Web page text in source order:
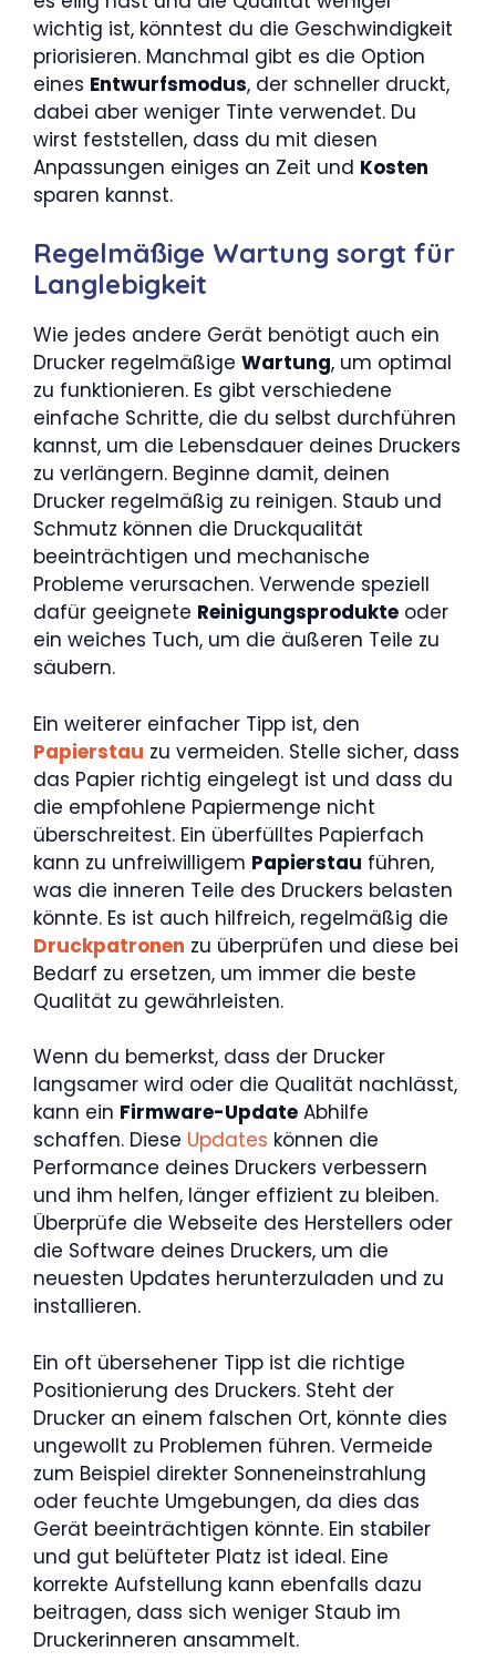
wichtig ist, könntest du die Geschwindigkeit
priorisieren. Manchmal gibt es die Option
eines Entwurfsmodus, der schneller druckt,
dabei aber weniger Tinte verwendet. Du
wirst feststellen, dass du mit diesen
Anpassungen einiges an Zeit und Kosten
sparen kannst.
Regelmäßige Wartung sorgt für
Langlebigkeit
Wie jedes andere Gerät benötigt auch ein
Drucker regelmäßige Wartung, um optimal
zu funktionieren. Es gibt verschiedene
einfache Schritte, die du selbst durchführen
kannst, um die Lebensdauer deines Druckers
zu verlängern. Beginne damit, deinen
Drucker regelmäßig zu reinigen. Staub und
Schmutz können die Druckqualität
beeinträchtigen und mechanische
Probleme verursachen. Verwende speziell
dafür geeignete Reinigungsprodukte oder
ein weiches Tuch, um die äußeren Teile zu
säubern.
Ein weiterer einfacher Tipp ist, den
Papierstau zu vermeiden. Stelle sicher, dass
das Papier richtig eingelegt ist und dass du
die empfohlene Papiermenge nicht
überschreitest. Ein überfülltes Papierfach
kann zu unfreiwilligem Papierstau führen,
was die inneren Teile des Druckers belasten
könnte. Es ist auch hilfreich, regelmäßig die
Druckpatronen zu überprüfen und diese bei
Bedarf zu ersetzen, um immer die beste
Qualität zu gewährleisten.
Wenn du bemerkst, dass der Drucker
langsamer wird oder die Qualität nachlässt,
kann ein Firmware-Update Abhilfe
schaffen. Diese Updates können die
Performance deines Druckers verbessern
und ihm helfen, länger effizient zu bleiben.
Überprüfe die Webseite des Herstellers oder
die Software deines Druckers, um die
neuesten Updates herunterzuladen und zu
installieren.
Ein oft übersehener Tipp ist die richtige
Positionierung des Druckers. Steht der
Drucker an einem falschen Ort, könnte dies
ungewollt zu Problemen führen. Vermeide
zum Beispiel direkter Sonneneinstrahlung
oder feuchte Umgebungen, da dies das
Gerät beeinträchtigen könnte. Ein stabiler
und gut belüfteter Platz ist ideal. Eine
korrekte Aufstellung kann ebenfalls dazu
beitragen, dass sich weniger Staub im
Druckerinneren ansammelt.